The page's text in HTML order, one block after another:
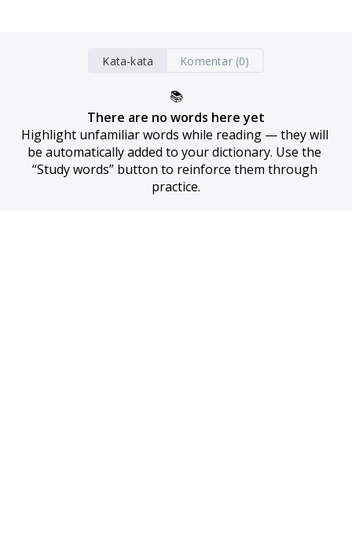
Kata-kata Komentar (0)
📚
There are no words here yet
Highlight unfamiliar words while reading — they will
be automatically added to your dictionary. Use the
“Study words” button to reinforce them through
practice.